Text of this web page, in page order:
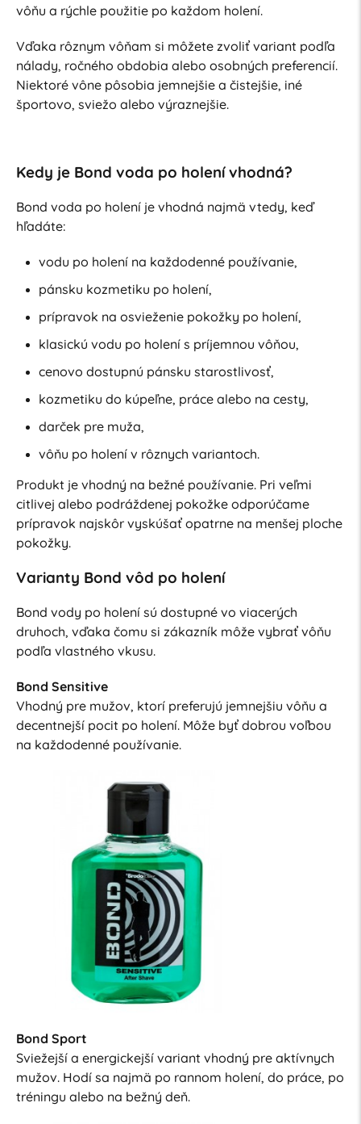
vôňu a rýchle použitie po každom holení.
Vďaka rôznym vôňam si môžete zvoliť variant podľa
nálady, ročného obdobia alebo osobných preferencií.
Niektoré vône pôsobia jemnejšie a čistejšie, iné
športovo, sviežo alebo výraznejšie.
Kedy je Bond voda po holení vhodná?
Bond voda po holení je vhodná najmä vtedy, keď
hľadáte:
vodu po holení na každodenné používanie,
pánsku kozmetiku po holení,
prípravok na osvieženie pokožky po holení,
klasickú vodu po holení s príjemnou vôňou,
cenovo dostupnú pánsku starostlivosť,
kozmetiku do kúpeľne, práce alebo na cesty,
darček pre muža,
vôňu po holení v rôznych variantoch.
Produkt je vhodný na bežné používanie. Pri veľmi
citlivej alebo podráždenej pokožke odporúčame
prípravok najskôr vyskúšať opatrne na menšej ploche
pokožky.
Varianty Bond vôd po holení
Bond vody po holení sú dostupné vo viacerých
druhoch, vďaka čomu si zákazník môže vybrať vôňu
podľa vlastného vkusu.
Bond Sensitive
Vhodný pre mužov, ktorí preferujú jemnejšiu vôňu a
decentnejší pocit po holení. Môže byť dobrou voľbou
na každodenné používanie.
Bond Sport
Sviežejší a energickejší variant vhodný pre aktívnych
mužov. Hodí sa najmä po rannom holení, do práce, po
tréningu alebo na bežný deň.